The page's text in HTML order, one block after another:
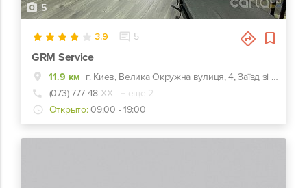
5
3.9 5
GRM Service
11.9 км
г. Киев, Велика Окружна вулиця, 4, Заїзд зі сторони Ельдорадо
(073) 777-48-ХХ
+ еще 2
Открыто: 09:00 - 19:00